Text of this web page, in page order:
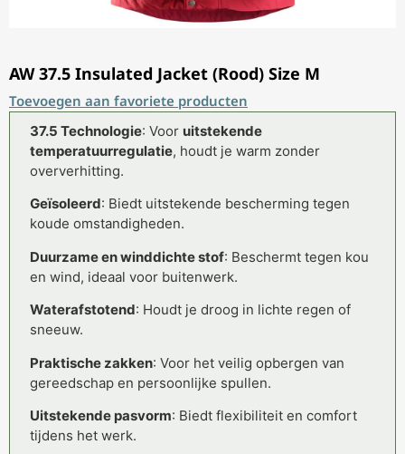
AW 37.5 Insulated Jacket (Rood) Size M
Toevoegen aan favoriete producten
37.5 Technologie: Voor uitstekende
temperatuurregulatie, houdt je warm zonder
oververhitting.
Geïsoleerd: Biedt uitstekende bescherming tegen
koude omstandigheden.
Duurzame en winddichte stof: Beschermt tegen kou
en wind, ideaal voor buitenwerk.
Waterafstotend: Houdt je droog in lichte regen of
sneeuw.
Praktische zakken: Voor het veilig opbergen van
gereedschap en persoonlijke spullen.
Uitstekende pasvorm: Biedt flexibiliteit en comfort
tijdens het werk.